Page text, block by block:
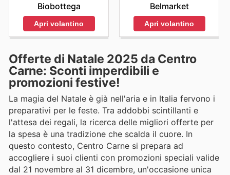
Biobottega
Apri volantino
Belmarket
Apri volantino
Offerte di Natale 2025 da Centro
Carne: Sconti imperdibili e
promozioni festive!
La magia del Natale è già nell'aria e in Italia fervono i
preparativi per le feste. Tra addobbi scintillanti e
l'attesa dei regali, la ricerca delle migliori offerte per
la spesa è una tradizione che scalda il cuore. In
questo contesto, Centro Carne si prepara ad
accogliere i suoi clienti con promozioni speciali valide
dal 21 novembre al 31 dicembre, un'occasione unica